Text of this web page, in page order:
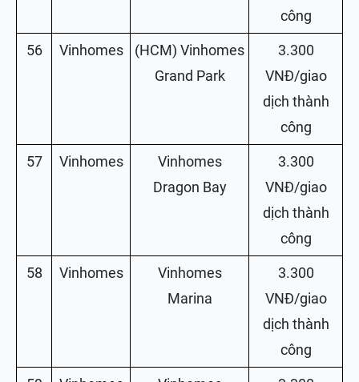
công
56 Vinhomes
(HCM) Vinhomes
Grand Park
3.300
VNĐ/giao
dịch thành
công
57 Vinhomes
Vinhomes
Dragon Bay
3.300
VNĐ/giao
dịch thành
công
58 Vinhomes
Vinhomes
Marina
3.300
VNĐ/giao
dịch thành
công